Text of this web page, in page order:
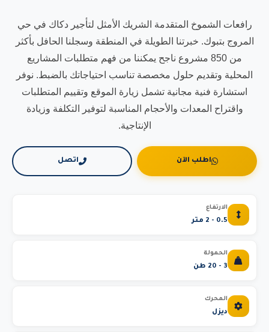
رافعات الشموخ المتقدمة الشريك الأمثل لتأجير دكاك في حي
المروج بتبوك. خبرتنا الطويلة في المنطقة وسجلنا الحافل بأكثر
من 850 مشروع ناجح يمكننا من فهم متطلبات المشاريع
المحلية وتقديم حلول مخصصة تناسب احتياجاتك بالضبط. نوفر
استشارة فنية مجانية تشمل زيارة الموقع وتقييم المتطلبات
واقتراح المعدات والأحجام المناسبة لتوفير التكلفة وزيادة
الإنتاجية.
اطلب الآن اتصل
الارتفاع
0.5 - 2 متر
الحمولة
3 - 20 طن
المحرك
ديزل